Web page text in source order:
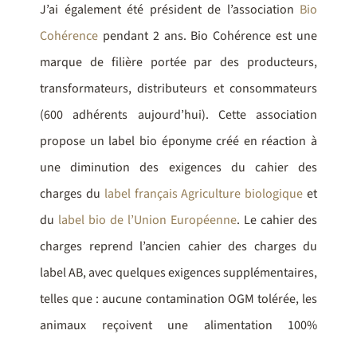
J’ai également été président de l’association Bio
Cohérence pendant 2 ans. Bio Cohérence est une
marque de filière portée par des producteurs,
transformateurs, distributeurs et consommateurs
(600 adhérents aujourd’hui). Cette association
propose un label bio éponyme créé en réaction à
une diminution des exigences du cahier des
charges du label français Agriculture biologique et
du label bio de l’Union Européenne. Le cahier des
charges reprend l’ancien cahier des charges du
label AB, avec quelques exigences supplémentaires,
telles que : aucune contamination OGM tolérée, les
animaux reçoivent une alimentation 100%